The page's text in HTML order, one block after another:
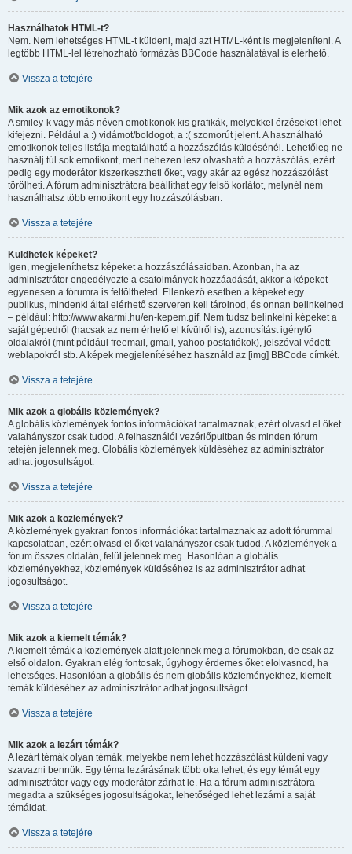
Használhatok HTML-t?
Nem. Nem lehetséges HTML-t küldeni, majd azt HTML-ként is megjeleníteni. A
legtöbb HTML-lel létrehozható formázás BBCode használatával is elérhető.
Vissza a tetejére
Mik azok az emotikonok?
A smiley-k vagy más néven emotikonok kis grafikák, melyekkel érzéseket lehet
kifejezni. Például a :) vidámot/boldogot, a :( szomorút jelent. A használható
emotikonok teljes listája megtalálható a hozzászólás küldésénél. Lehetőleg ne
használj túl sok emotikont, mert nehezen lesz olvasható a hozzászólás, ezért
pedig egy moderátor kiszerkesztheti őket, vagy akár az egész hozzászólást
törölheti. A fórum adminisztrátora beállíthat egy felső korlátot, melynél nem
használhatsz több emotikont egy hozzászólásban.
Vissza a tetejére
Küldhetek képeket?
Igen, megjeleníthetsz képeket a hozzászólásaidban. Azonban, ha az
adminisztrátor engedélyezte a csatolmányok hozzáadását, akkor a képeket
egyenesen a fórumra is feltöltheted. Ellenkező esetben a képeket egy
publikus, mindenki által elérhető szerveren kell tárolnod, és onnan belinkelned
– például: http://www.akarmi.hu/en-kepem.gif. Nem tudsz belinkelni képeket a
saját gépedről (hacsak az nem érhető el kívülről is), azonosítást igénylő
oldalakról (mint például freemail, gmail, yahoo postafiókok), jelszóval védett
weblapokról stb. A képek megjelenítéséhez használd az [img] BBCode címkét.
Vissza a tetejére
Mik azok a globális közlemények?
A globális közlemények fontos információkat tartalmaznak, ezért olvasd el őket
valahányszor csak tudod. A felhasználói vezérlőpultban és minden fórum
tetején jelennek meg. Globális közlemények küldéséhez az adminisztrátor
adhat jogosultságot.
Vissza a tetejére
Mik azok a közlemények?
A közlemények gyakran fontos információkat tartalmaznak az adott fórummal
kapcsolatban, ezért olvasd el őket valahányszor csak tudod. A közlemények a
fórum összes oldalán, felül jelennek meg. Hasonlóan a globális
közleményekhez, közlemények küldéséhez is az adminisztrátor adhat
jogosultságot.
Vissza a tetejére
Mik azok a kiemelt témák?
A kiemelt témák a közlemények alatt jelennek meg a fórumokban, de csak az
első oldalon. Gyakran elég fontosak, úgyhogy érdemes őket elolvasnod, ha
lehetséges. Hasonlóan a globális és nem globális közleményekhez, kiemelt
témák küldéséhez az adminisztrátor adhat jogosultságot.
Vissza a tetejére
Mik azok a lezárt témák?
A lezárt témák olyan témák, melyekbe nem lehet hozzászólást küldeni vagy
szavazni bennük. Egy téma lezárásának több oka lehet, és egy témát egy
adminisztrátor vagy egy moderátor zárhat le. Ha a fórum adminisztrátora
megadta a szükséges jogosultságokat, lehetőséged lehet lezárni a saját
témáidat.
Vissza a tetejére